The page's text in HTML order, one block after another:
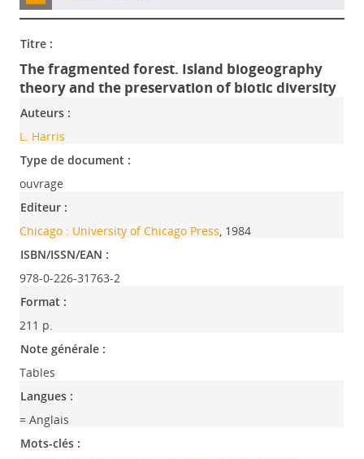
Titre :
The fragmented forest. Island biogeography
theory and the preservation of biotic diversity
Auteurs :
L. Harris
Type de document :
ouvrage
Editeur :
Chicago : University of Chicago Press, 1984
ISBN/ISSN/EAN :
978-0-226-31763-2
Format :
211 p.
Note générale :
Tables
Langues :
= Anglais
Mots-clés :